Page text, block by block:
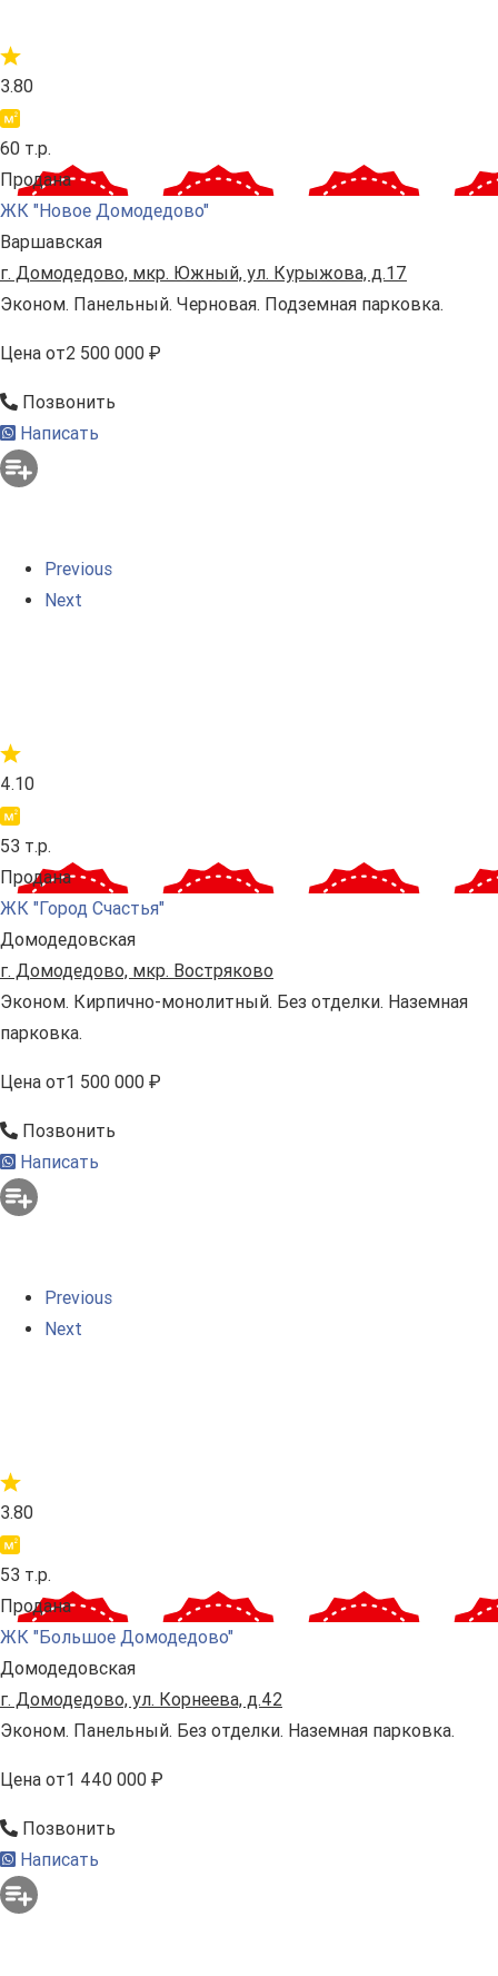
3.80
60 т.р.
Продана
ЖК "Новое Домодедово"
Варшавская
г. Домодедово, мкр. Южный, ул. Курыжова, д.17
Эконом. Панельный. Черновая. Подземная парковка.
Цена от2 500 000 ₽
Позвонить
Написать
Previous
Next
4.10
53 т.р.
Продана
ЖК "Город Счастья"
Домодедовская
г. Домодедово, мкр. Востряково
Эконом. Кирпично-монолитный. Без отделки. Наземная
парковка.
Цена от1 500 000 ₽
Позвонить
Написать
Previous
Next
3.80
53 т.р.
Продана
ЖК "Большое Домодедово"
Домодедовская
г. Домодедово, ул. Корнеева, д.42
Эконом. Панельный. Без отделки. Наземная парковка.
Цена от1 440 000 ₽
Позвонить
Написать